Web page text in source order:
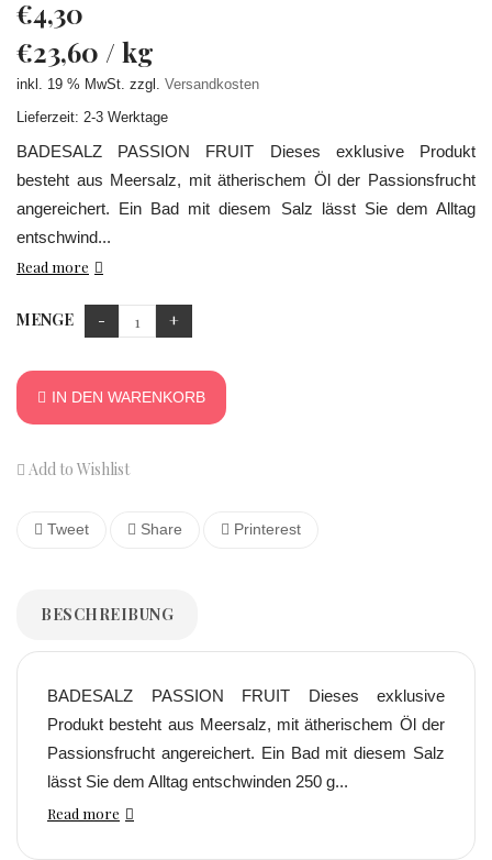
€4,30
€23,60 / kg
inkl. 19 % MwSt. zzgl. Versandkosten
Lieferzeit: 2-3 Werktage
BADESALZ PASSION FRUIT Dieses exklusive Produkt
besteht aus Meersalz, mit ätherischem Öl der Passionsfrucht
angereichert. Ein Bad mit diesem Salz lässt Sie dem Alltag
entschwind...
Read more
MENGE
IN DEN WARENKORB
Add to Wishlist
Tweet Share Printerest
BESCHREIBUNG
BADESALZ PASSION FRUIT Dieses exklusive
Produkt besteht aus Meersalz, mit ätherischem Öl der
Passionsfrucht angereichert. Ein Bad mit diesem Salz
lässt Sie dem Alltag entschwinden 250 g...
Read more